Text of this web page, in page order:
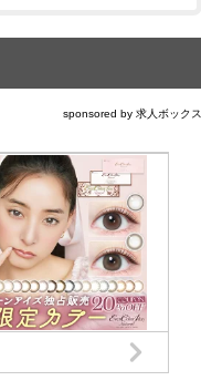
sponsored by 求人ボックス